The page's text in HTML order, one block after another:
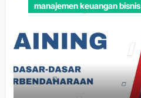
manajemen keuangan bisnis